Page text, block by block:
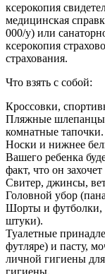
ксерокопия
медицинская
000/у) или
ксерокопия
страхования.
Что взять с собой:
Кроссовки,
Пляжные шлепанцы
комнатные тапочки.
Носки и нижнее
Вашего ребенка
факт, что он
Свитер, джинсы,
Головной убор
Шорты и футболки,
штуки).
Туалетные
футляре) и пасту,
личной гигиены
гигиены.